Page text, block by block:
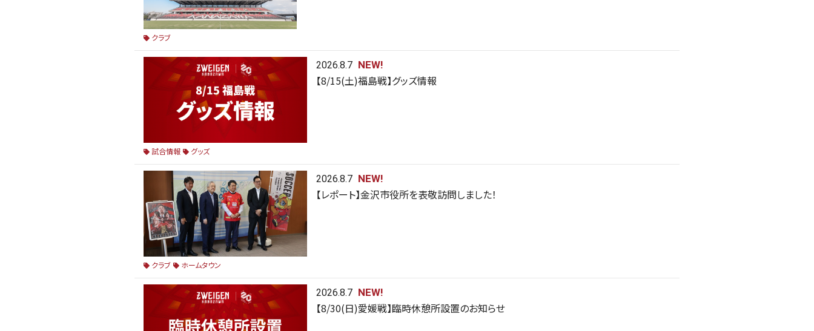
クラブ
2026.8.7 NEW!
【8/15(土)福島戦】グッズ情報
試合情報 グッズ
2026.8.7 NEW!
【レポート】金沢市役所を表敬訪問しました！
クラブ ホームタウン
2026.8.7 NEW!
【8/30(日)愛媛戦】臨時休憩所設置のお知らせ